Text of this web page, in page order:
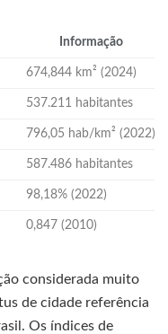
Informação
674,844 km² (2024)
537.211 habitantes
796,05 hab/km² (2022)
587.486 habitantes
98,18% (2022)
0,847 (2010)
considerada muito
de cidade referência
Os índices de